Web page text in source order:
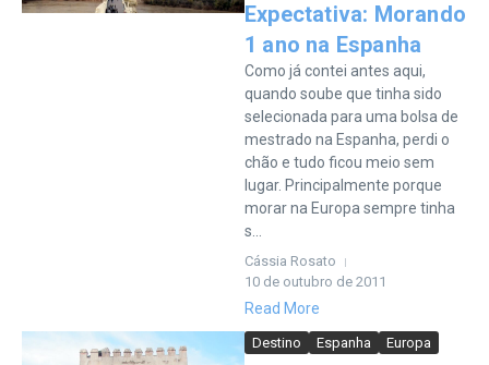
Expectativa: Morando
1 ano na Espanha
Como já contei antes aqui,
quando soube que tinha sido
selecionada para uma bolsa de
mestrado na Espanha, perdi o
chão e tudo ficou meio sem
lugar. Principalmente porque
morar na Europa sempre tinha
s...
Cássia Rosato
10 de outubro de 2011
Read More
Destino Espanha Europa